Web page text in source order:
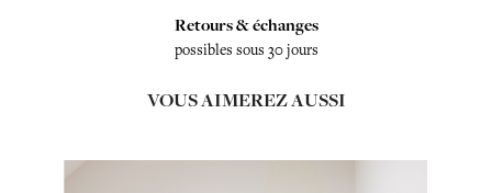
Retours & échanges
possibles sous 30 jours
VOUS AIMEREZ AUSSI